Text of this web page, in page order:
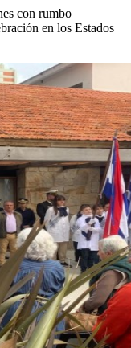
con rumbo
en los Estados